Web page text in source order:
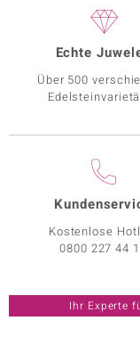
Echte
Über 500
Kostenlose
0800 227 44
Ihr Experte